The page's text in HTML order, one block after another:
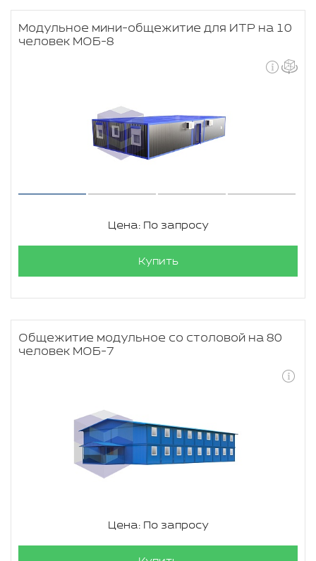
Модульное мини-общежитие для ИТР на 10
человек МОБ-8
Цена: По запросу
Купить
Общежитие модульное со столовой на 80
человек МОБ-7
Цена: По запросу